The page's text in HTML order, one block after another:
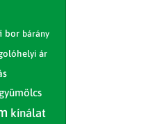
bor bárány
ár
gyümölcs
kínálat